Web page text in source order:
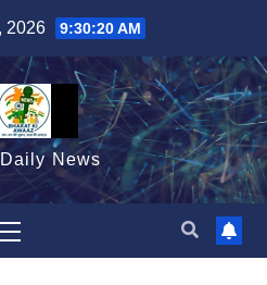
2026 9:30:22 AM
News